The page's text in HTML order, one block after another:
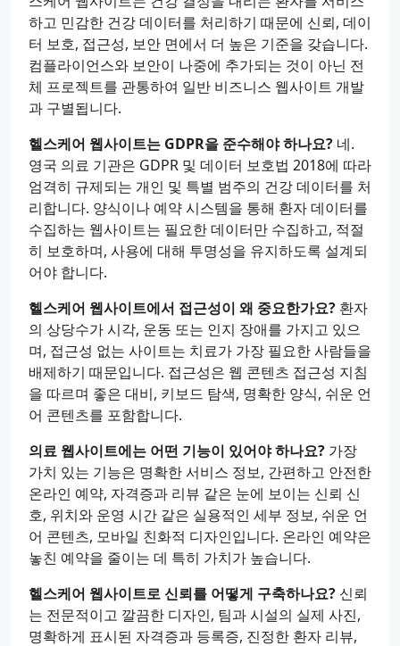
하고 민감한 건강 데이터를 처리하기 때문에 신뢰, 데이
터 보호, 접근성, 보안 면에서 더 높은 기준을 갖습니다.
컴플라이언스와 보안이 나중에 추가되는 것이 아닌 전
체 프로젝트를 관통하여 일반 비즈니스 웹사이트 개발
과 구별됩니다.
헬스케어 웹사이트는 GDPR을 준수해야 하나요? 네.
영국 의료 기관은 GDPR 및 데이터 보호법 2018에 따라
엄격히 규제되는 개인 및 특별 범주의 건강 데이터를 처
리합니다. 양식이나 예약 시스템을 통해 환자 데이터를
수집하는 웹사이트는 필요한 데이터만 수집하고, 적절
히 보호하며, 사용에 대해 투명성을 유지하도록 설계되
어야 합니다.
헬스케어 웹사이트에서 접근성이 왜 중요한가요? 환자
의 상당수가 시각, 운동 또는 인지 장애를 가지고 있으
며, 접근성 없는 사이트는 치료가 가장 필요한 사람들을
배제하기 때문입니다. 접근성은 웹 콘텐츠 접근성 지침
을 따르며 좋은 대비, 키보드 탐색, 명확한 양식, 쉬운 언
어 콘텐츠를 포함합니다.
의료 웹사이트에는 어떤 기능이 있어야 하나요? 가장
가치 있는 기능은 명확한 서비스 정보, 간편하고 안전한
온라인 예약, 자격증과 리뷰 같은 눈에 보이는 신뢰 신
호, 위치와 운영 시간 같은 실용적인 세부 정보, 쉬운 언
어 콘텐츠, 모바일 친화적 디자인입니다. 온라인 예약은
놓친 예약을 줄이는 데 특히 가치가 높습니다.
헬스케어 웹사이트로 신뢰를 어떻게 구축하나요? 신뢰
는 전문적이고 깔끔한 디자인, 팀과 시설의 실제 사진,
명확하게 표시된 자격증과 등록증, 진정한 환자 리뷰,